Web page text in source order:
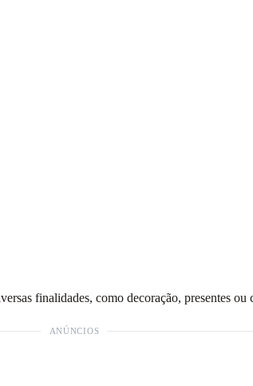
finalidades, como decoração, presentes ou
ANÚNCIOS